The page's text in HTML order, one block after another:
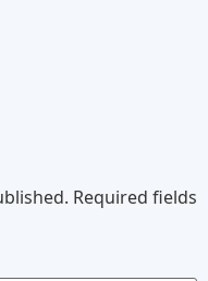
Required fields